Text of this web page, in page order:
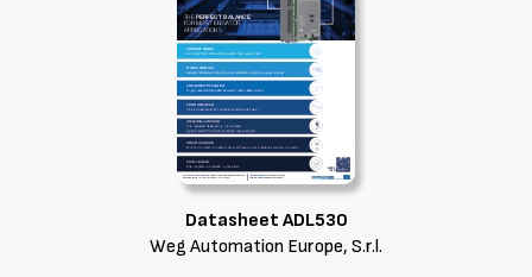
Datasheet ADL530
Weg Automation Europe, S.r.l.